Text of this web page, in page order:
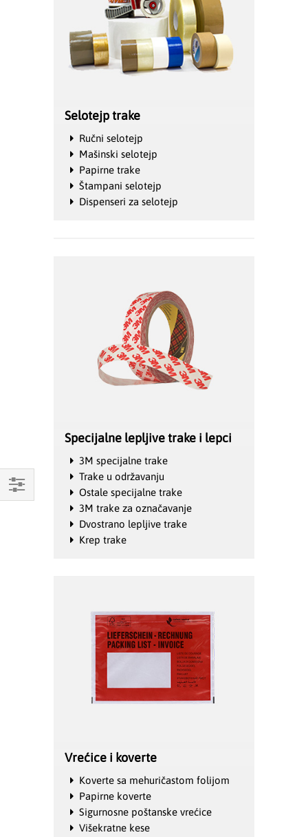
Selotejp trake
Ručni selotejp
Mašinski selotejp
Papirne trake
Štampani selotejp
Dispenseri za selotejp
Specijalne lepljive trake i lepci
3M specijalne trake
Trake u održavanju
Ostale specijalne trake
3M trake za označavanje
Dvostrano lepljive trake
Krep trake
Vrećice i koverte
Koverte sa mehuričastom folijom
Papirne koverte
Sigurnosne poštanske vrećice
Višekratne kese
Mogućnosti